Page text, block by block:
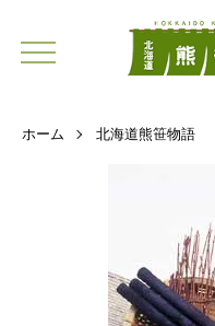
ホーム 北海道熊笹物語